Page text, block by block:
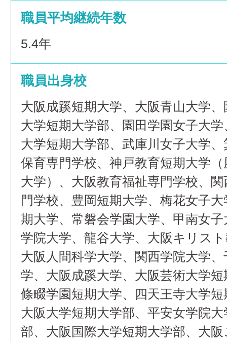
職員平均継続年数
5.4年
職員出身校
大阪成蹊短期大学、大阪青山大学
大学短期大学部、園田学園女子大
大学短期大学部、武庫川女子大学
保育専門学校、神戸教育短期大学
大学）、大阪教育福祉専門学校、
門学校、豊岡短期大学、梅花女子
期大学、常磐会学園大学、甲南女
学院大学、龍谷大学、大阪キリス
大阪人間科学大学、関西学院大学
学、大阪成蹊大学、大阪芸術大学
條畷学園短期大学、四天王寺大学
大阪大学短期大学部、平安女学院
部、大阪国際大学短期大学部、大